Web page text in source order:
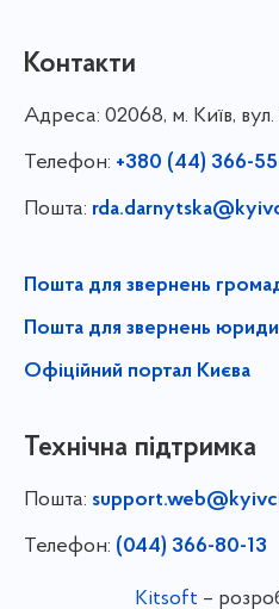
Контакти
Адреса: 02068, м. Київ,
Телефон: +380 (44) 366-
Пошта:
Пошта для звернень
Пошта для звернень
Офіційний портал Києва
Технічна підтримка
Пошта:
Телефон: (044) 366-80-13
Kitsoft –